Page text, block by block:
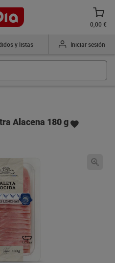
0,00 €
y listas Iniciar sesión
Alacena 180 g